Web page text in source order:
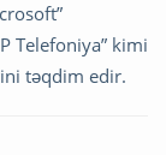
Telefoniya” kimi
təqdim edir.